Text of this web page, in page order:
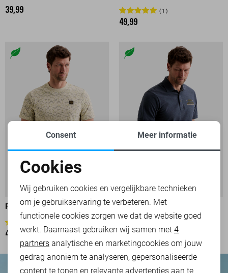
39,99 1
49,99
PME LEGEND T-SHIRT
49,99
PME LEGEND POLO
Noodzakelijke cookies
Personalisatie cookies
Analytische cookies
Marketing cookies
Consent Meer informatie
Cookies
Wij gebruiken cookies en vergelijkbare technieken
om je gebruikservaring te verbeteren. Met
functionele cookies zorgen we dat de website goed
werkt. Daarnaast gebruiken wij samen met 4
partners analytische en marketingcookies om jouw
gedrag anoniem te analyseren, gepersonaliseerde
content te tonen en relevante advertenties aan te